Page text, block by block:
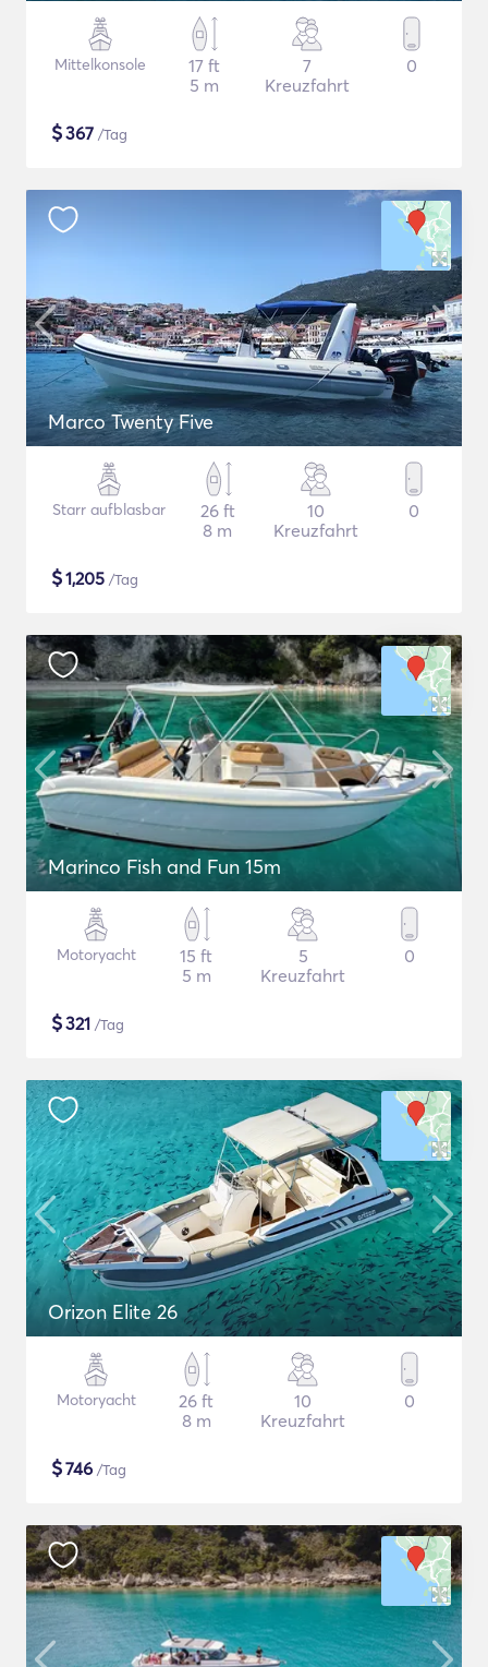
Mittelkonsole
17 ft
5 m
7
Kreuzfahrt
0
$367 /Tag
Marco Twenty Five
Starr aufblasbar
26 ft
8 m
10
Kreuzfahrt
0
$1,205 /Tag
Marinco Fish and Fun 15m
Motoryacht
15 ft
5 m
5
Kreuzfahrt
0
$321 /Tag
Orizon Elite 26
Motoryacht
26 ft
8 m
10
Kreuzfahrt
0
$746 /Tag